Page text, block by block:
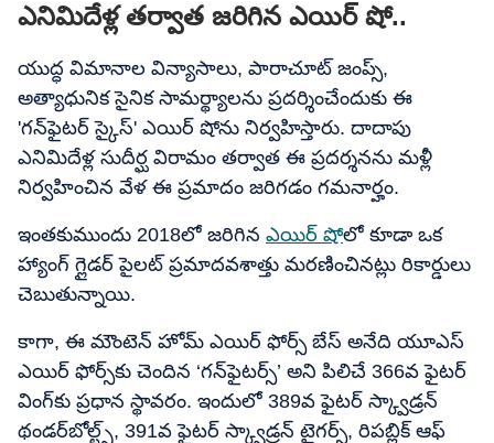
ఎనిమిదేళ్ల తర్వాత జరిగిన ఎయిర్ షో..
యుద్ధ విమానాల విన్యాసాలు, పారాచూట్ జంప్స్,
అత్యాధునిక సైనిక సామర్థ్యాలను ప్రదర్శించేందుకు ఈ
'గన్‌ఫైటర్ స్కైస్' ఎయిర్ షోను నిర్వహిస్తారు. దాదాపు
ఎనిమిదేళ్ల సుదీర్ఘ విరామం తర్వాత ఈ ప్రదర్శనను మళ్లీ
నిర్వహించిన వేళ ఈ ప్రమాదం జరిగడం గమనార్హం.
ఇంతకుముందు 2018లో జరిగిన ఎయిర్ షోలో కూడా ఒక
హ్యాంగ్ గ్లైడర్ పైలట్ ప్రమాదవశాత్తు మరణించినట్లు రికార్డులు
చెబుతున్నాయి.
కాగా, ఈ మౌంటెన్ హోమ్ ఎయిర్ ఫోర్స్ బేస్ అనేది యూఎస్
ఎయిర్ ఫోర్స్‌కు చెందిన ‘గన్‌ఫైటర్స్’ అని పిలిచే 366వ ఫైటర్
వింగ్‌కు ప్రధాన స్థావరం. ఇందులో 389వ ఫైటర్ స్క్వాడ్రన్
థండర్‌బోల్ట్స్, 391వ ఫైటర్ స్క్వాడ్రన్ టైగర్స్, రిపబ్లిక్ ఆఫ్